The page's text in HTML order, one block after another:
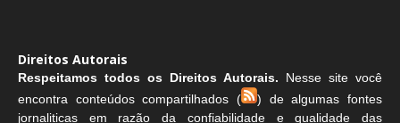
Direitos Autorais
Respeitamos todos os Direitos Autorais. Nesse site você
encontra conteúdos compartilhados (
) de algumas fontes
jornaliticas em razão da confiabilidade e qualidade das